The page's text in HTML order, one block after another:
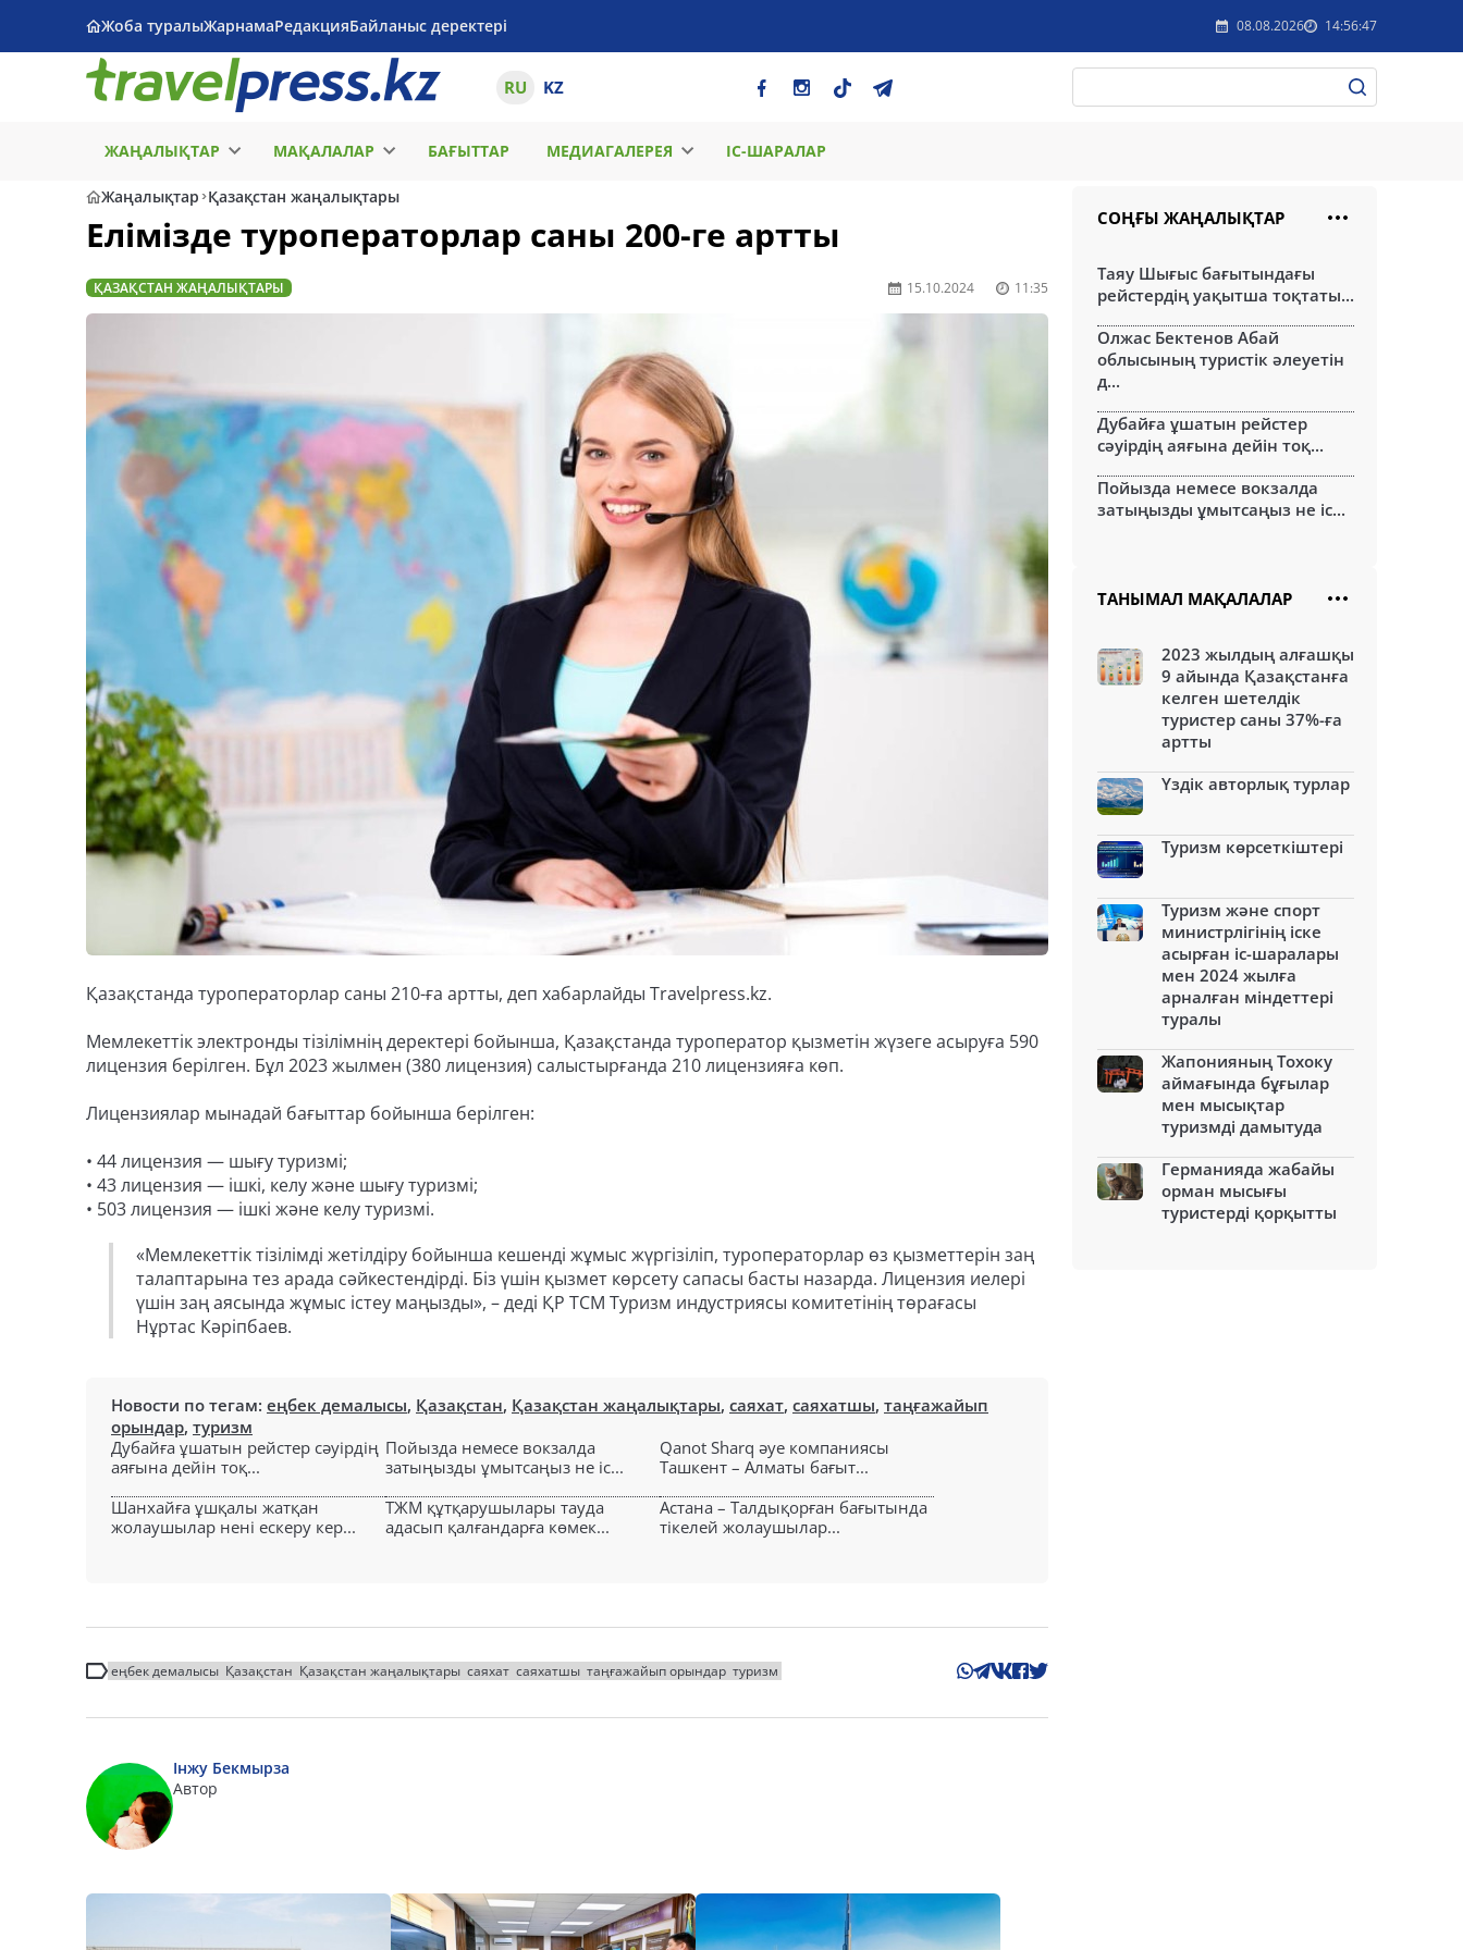
Жоба туралыЖарнамаРедакцияБайланыс деректері 08.08.2026 14:56:47
RU KZ
ЖАҢАЛЫҚТАР МАҚАЛАЛАР БАҒЫТТАР МЕДИАГАЛЕРЕЯ ІС-ШАРАЛАР
Жаңалықтар Қазақстан жаңалықтары
Елімізде туроператорлар саны 200-ге артты
ҚАЗАҚСТАН ЖАҢАЛЫҚТАРЫ 15.10.2024 11:35
Қазақстанда туроператорлар саны 210-ға артты, деп хабарлайды Travelpress.kz.
Мемлекеттік электронды тізілімнің деректері бойынша, Қазақстанда туроператор қызметін жүзеге асыруға 590
лицензия берілген. Бұл 2023 жылмен (380 лицензия) салыстырғанда 210 лицензияға көп.
Лицензиялар мынадай бағыттар бойынша берілген:
• 44 лицензия — шығу туризмі;
• 43 лицензия — ішкі, келу және шығу туризмі;
• 503 лицензия — ішкі және келу туризмі.
«Мемлекеттік тізілімді жетілдіру бойынша кешенді жұмыс жүргізіліп, туроператорлар өз қызметтерін заң
талаптарына тез арада сәйкестендірді. Біз үшін қызмет көрсету сапасы басты назарда. Лицензия иелері
үшін заң аясында жұмыс істеу маңызды», – деді ҚР ТСМ Туризм индустриясы комитетінің төрағасы
Нұртас Кәріпбаев.
Новости по тегам: еңбек демалысы, Қазақстан, Қазақстан жаңалықтары, саяхат, саяхатшы, таңғажайып
орындар, туризм
Дубайға ұшатын рейстер сәуірдің
аяғына дейін тоқ...
Пойызда немесе вокзалда
затыңызды ұмытсаңыз не іс...
Qanot Sharq әуе компаниясы
Ташкент – Алматы бағыт...
Шанхайға ұшқалы жатқан
жолаушылар нені ескеру кер...
ТЖМ құтқарушылары тауда
адасып қалғандарға көмек...
Астана – Талдықорған бағытында
тікелей жолаушылар...
еңбек демалысы Қазақстан Қазақстан жаңалықтары саяхат саяхатшы таңғажайып орындар туризм
Інжу Бекмырза
Автор
СОҢҒЫ ЖАҢАЛЫҚТАР
Таяу Шығыс бағытындағы
рейстердің уақытша тоқтаты...
Олжас Бектенов Абай
облысының туристік әлеуетін
д...
Дубайға ұшатын рейстер
сәуірдің аяғына дейін тоқ...
Пойызда немесе вокзалда
затыңызды ұмытсаңыз не іс...
ТАНЫМАЛ МАҚАЛАЛАР
2023 жылдың алғашқы
9 айында Қазақстанға
келген шетелдік
туристер саны 37%-ға
артты
Үздік авторлық турлар
Туризм көрсеткіштері
Туризм және спорт
министрлігінің іске
асырған іс-шаралары
мен 2024 жылға
арналған міндеттері
туралы
Жапонияның Тохоку
аймағында бұғылар
мен мысықтар
туризмді дамытуда
Германияда жабайы
орман мысығы
туристерді қорқытты